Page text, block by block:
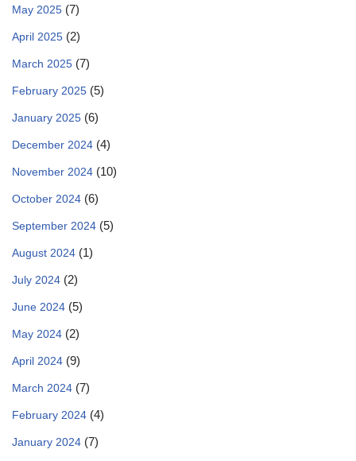
May 2025 (7)
April 2025 (2)
March 2025 (7)
February 2025 (5)
January 2025 (6)
December 2024 (4)
November 2024 (10)
October 2024 (6)
September 2024 (5)
August 2024 (1)
July 2024 (2)
June 2024 (5)
May 2024 (2)
April 2024 (9)
March 2024 (7)
February 2024 (4)
January 2024 (7)